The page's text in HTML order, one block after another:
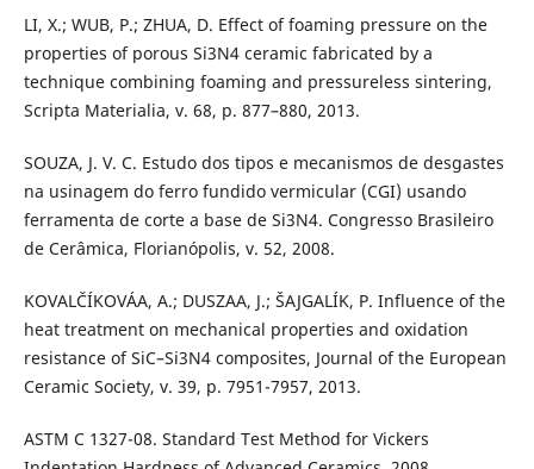
LI, X.; WUB, P.; ZHUA, D. Effect of foaming pressure on the
properties of porous Si3N4 ceramic fabricated by a
technique combining foaming and pressureless sintering,
Scripta Materialia, v. 68, p. 877–880, 2013.
SOUZA, J. V. C. Estudo dos tipos e mecanismos de desgastes
na usinagem do ferro fundido vermicular (CGI) usando
ferramenta de corte a base de Si3N4. Congresso Brasileiro
de Cerâmica, Florianópolis, v. 52, 2008.
KOVALČÍKOVÁA, A.; DUSZAA, J.; ŠAJGALÍK, P. Influence of the
heat treatment on mechanical properties and oxidation
resistance of SiC–Si3N4 composites, Journal of the European
Ceramic Society, v. 39, p. 7951-7957, 2013.
ASTM C 1327-08. Standard Test Method for Vickers